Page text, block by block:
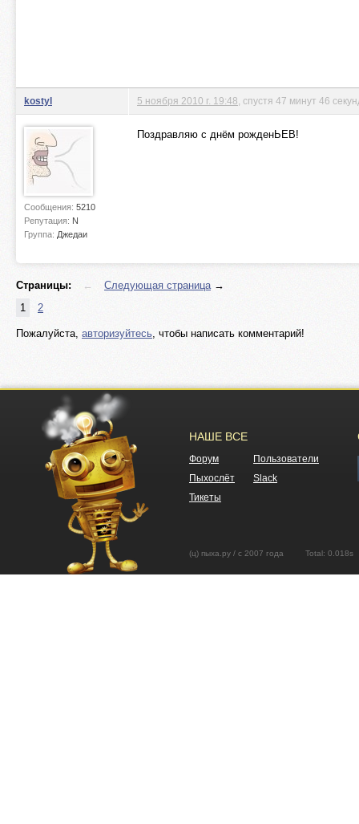
kostyl
Сообщения: 5210
Репутация: N
Группа: Джедаи
5 ноября 2010 г. 19:48 , спустя 47 минут 46
Поздравляю с днём рожденЬЕВ!
Страницы: ← Следующая страница→
1
2
Пожалуйста, авторизуйтесь, чтобы написать комментарий!
НАШЕ ВСЕ
Форум
Пользователи
Пыхослёт
Slack
Тикеты
(ц) пыха.ру / с 2007 года Total: